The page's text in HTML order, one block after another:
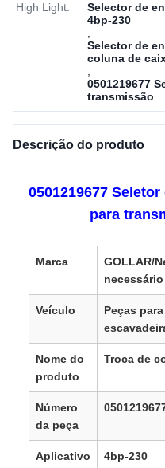
High Light:
Selector de
4bp-230
Selector de
coluna de
0501219677
transmissão
Descrição do produto
0501219677
para
Marca
GOLLAR/
necessário
Veículo
Peças
Nome do
produto
Troca de
Número
da peça
Aplicativo 4bp-230